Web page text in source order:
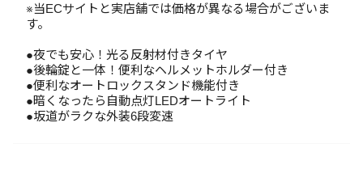
※当ECサイトと実店舗では価格が異なる場合がございま
す。
●夜でも安心！光る反射材付きタイヤ
●後輪錠と一体！便利なヘルメットホルダー付き
●便利なオートロックスタンド機能付き
●暗くなったら自動点灯LEDオートライト
●坂道がラクな外装6段変速